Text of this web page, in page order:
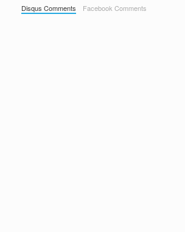
Disqus Comments Facebook Comments